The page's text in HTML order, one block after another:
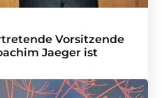
Vorsitzende
Jaeger ist